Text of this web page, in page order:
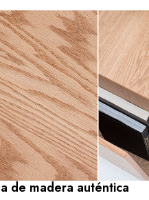
de madera auténtica